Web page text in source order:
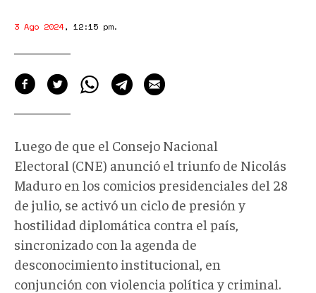
3 Ago 2024, 12:15 pm.
Luego de que el Consejo Nacional
Electoral (CNE) anunció el triunfo de Nicolás
Maduro en los comicios presidenciales del 28
de julio, se activó un ciclo de presión y
hostilidad diplomática contra el país,
sincronizado con la agenda de
desconocimiento institucional, en
conjunción con violencia política y criminal.